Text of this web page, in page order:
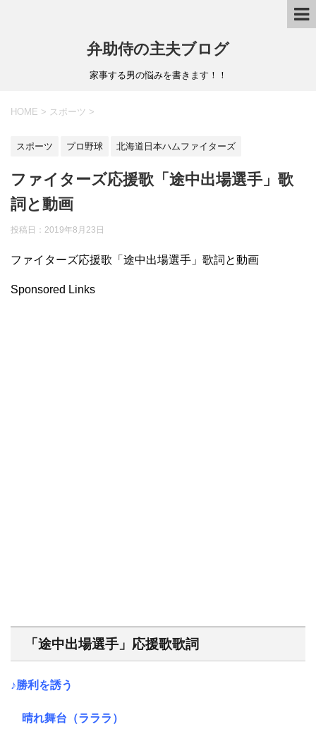
弁助侍の主夫ブログ
家事する男の悩みを書きます！！
HOME > スポーツ >
スポーツ プロ野球 北海道日本ハムファイターズ
ファイターズ応援歌「途中出場選手」歌
詞と動画
投稿日： 2019年8月23日
ファイターズ応援歌「途中出場選手」歌詞と動画
Sponsored Links
「途中出場選手」応援歌歌詞
♪勝利を誘う
晴れ舞台（ラララ）